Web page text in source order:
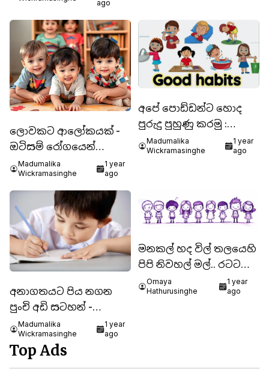
ago
ලොවකට ආලෝකයක් -
ඔටිසම් රෝගයෙන්
පෙළෙන දරුවෙක් ඔබටත්
සිටීද?
Madumalika
Wickramasinghe
1 year
ago
අපේ පොඩ්ඩන්ට හොද
පුරුදු පුහුණු කරමු :
නිවසේදීම පටන් ගන්න
Madumalika
Wickramasinghe
1 year
ago
අනාගතයට පිය නගන
පුංචි අඩි සටහන් -
ශිෂ්‍යත්ව විභාගය
Madumalika
Wickramasinghe
1 year
ago
මනකල් හද විල් තලයෙහි
පිපි නිවහල් මල්.. රටට
පිපෙන මල් අපි වෙමු පුංචි
කැකුලු මල්..
Omaya
Hathurusinghe
1 year
ago
Top Ads